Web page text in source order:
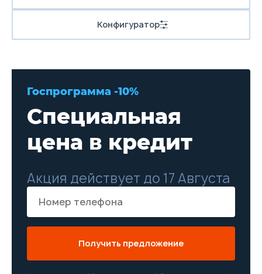
Конфигуратор
Госпрограмма -10%
Специальная
цена в кредит
Акция действует до 17 Августа
Получить предложение